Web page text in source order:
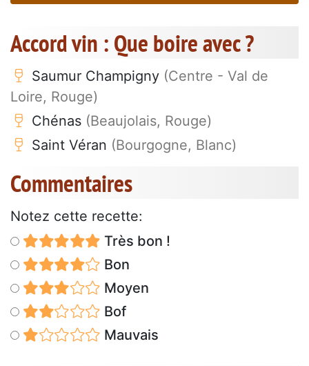
Accord vin : Que boire avec ?
Saumur Champigny (Centre - Val de
Loire, Rouge)
Chénas (Beaujolais, Rouge)
Saint Véran (Bourgogne, Blanc)
Commentaires
Notez cette recette:
Très bon !
Bon
Moyen
Bof
Mauvais